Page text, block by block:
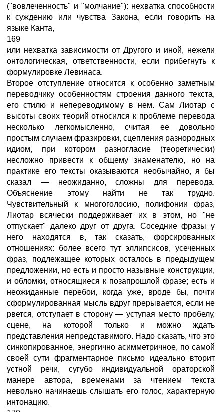
("вовлеченность" и "молчание"): нехватка способности
к суждению или чувства Закона, если говорить на
языке Канта,
169
или нехватка зависимости от Другого и иной, нежели
онтологическая, ответственности, если прибегнуть к
формулировке Левинаса.
Второе отступление относится к особенно заметным
переводчику особенностям строения данного текста,
его стилю и непереводимому в нем. Сам Лиотар с
высоты своих теорий относился к проблеме перевода
несколько легкомысленно, считая ее довольно
простым случаем фразировки, сцепления разнородных
идиом, при котором разногласие (теоретически)
несложно привести к общему знаменателю, но на
практике его тексты оказываются необычайно, я бы
сказал — неожиданно, сложны для перевода.
Объяснение этому найти не так трудно.
Чувствительный к многоголосию, полифонии фраз,
Лиотар всячески поддерживает их в этом, но "не
отпускает" далеко друг от друга. Соседние фразы у
него находятся в, так сказать, форсированных
отношениях: более всего тут эллипсисов, усеченных
фраз, подлежащее которых осталось в предыдущем
предложении, но есть и просто назывные конструкции,
и обломки, относящиеся к позапрошлой фразе; есть и
неожиданные перебои, когда уже, вроде бы, почти
сформулированная мысль вдруг прерывается, если не
рвется, отступает в сторону — уступая место пробелу,
сцене, на которой только и можно ждать
представления непредставимого. Надо сказать, что это
синкопированное, энергично асимметричное, по самой
своей сути фрагментарное письмо идеально вторит
устной речи, сугубо индивидуальной ораторской
манере автора, временами за чтением текста
невольно начинаешь слышать его голос, характерную
интонацию.